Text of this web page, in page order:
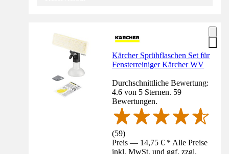
Kärcher Sprühflaschen Set für
Fensterreiniger Kärcher WV
Durchschnittliche Bewertung:
4.6 von 5 Sternen. 59
Bewertungen.
(59)
Preis — 14,75 € * Alle Preise
inkl. MwSt. und ggf. zzgl.